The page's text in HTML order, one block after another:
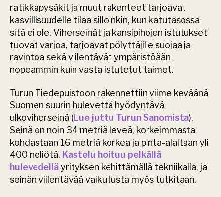
ratikkapysäkit ja muut rakenteet tarjoavat
kasvillisuudelle tilaa silloinkin, kun katutasossa
sitä ei ole. Viherseinät ja kansipihojen istutukset
tuovat varjoa, tarjoavat pölyttäjille suojaa ja
ravintoa sekä viilentävät ympäristöään
nopeammin kuin vasta istutetut taimet.
Turun Tiedepuistoon rakennettiin viime keväänä
Suomen suurin hulevettä hyödyntävä
ulkoviherseinä (Lue juttu Turun Sanomista).
Seinä on noin 34 metriä leveä, korkeimmasta
kohdastaan 16 metriä korkea ja pinta-alaltaan yli
400 neliötä. Kastelu hoituu pelkällä
hulevedellä yrityksen kehittämällä tekniikalla, ja
seinän viilentävää vaikutusta myös tutkitaan.